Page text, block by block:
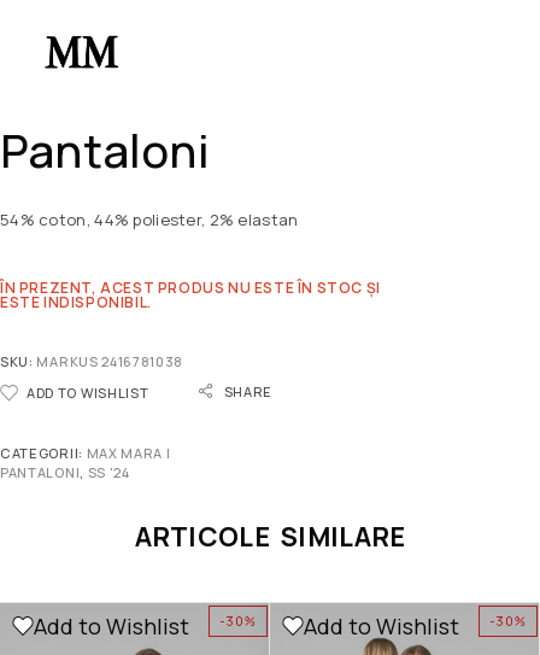
Pantaloni
54% coton, 44% poliester, 2% elastan
ÎN PREZENT, ACEST PRODUS NU ESTE ÎN STOC ȘI
ESTE INDISPONIBIL.
SKU: MARKUS 2416781038
ADD TO WISHLIST
SHARE
CATEGORII: MAX MARA |
PANTALONI SS '24
ARTICOLE SIMILARE
-30%
Add to Wishlist -30%
Add to Wishlist